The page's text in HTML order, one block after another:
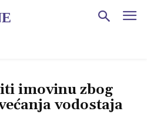
imovinu zbog
vodostaja